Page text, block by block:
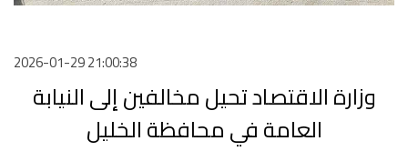
2026-01-29 21:00:38
وزارة الاقتصاد تحيل مخالفين إلى النيابة
العامة في محافظة الخليل